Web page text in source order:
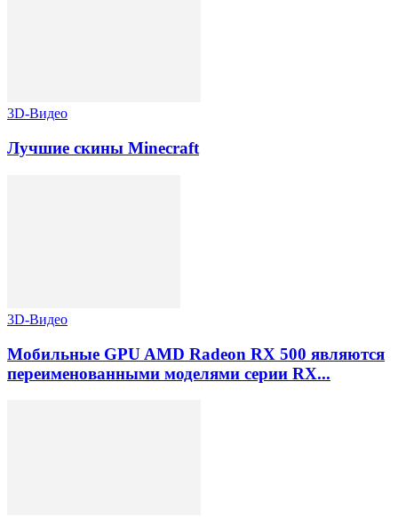
3D-Видео
Лучшие скины Minecraft
3D-Видео
Мобильные GPU AMD Radeon RX 500 являются
переименованными моделями серии RX...